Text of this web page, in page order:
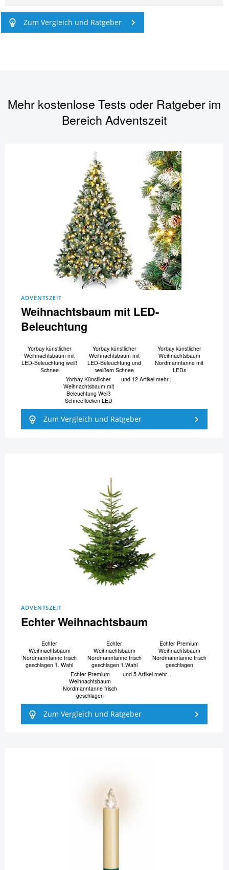
Zum Vergleich und Ratgeber
Mehr kostenlose Tests oder Ratgeber im
Bereich Adventszeit
ADVENTSZEIT
Weihnachtsbaum mit LED-
Beleuchtung
Yorbay künstlicher
Weihnachtsbaum mit
LED-Beleuchtung weiß
Schnee
Yorbay künstlicher
Weihnachtsbaum mit
LED-Beleuchtung und
weißem Schnee
Yorbay künstlicher
Weihnachtsbaum
Nordmanntanne mit
LEDs
Yorbay Künstlicher
Weihnachtsbaum mit
Beleuchtung Weiß
Schneeflocken LED
und 12 Artikel mehr...
Zum Vergleich und Ratgeber
ADVENTSZEIT
Echter Weihnachtsbaum
Echter
Weihnachtsbaum
Nordmanntanne frisch
geschlagen 1. Wahl
Echter
Weihnachtsbaum
Nordmanntanne frisch
geschlagen 1.Wahl
Echter Premium
Weihnachtsbaum
Nordmanntanne frisch
geschlagen
Echter Premium
Weihnachtsbaum
Nordmanntanne frisch
geschlagen
und 5 Artikel mehr...
Zum Vergleich und Ratgeber